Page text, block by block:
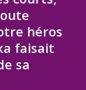
héros
faisait
sa